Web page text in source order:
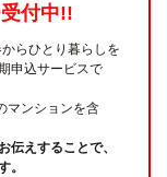
付中!!
らひとり暮らしを
申込サービスで
マンションを含
伝えすることで、
。